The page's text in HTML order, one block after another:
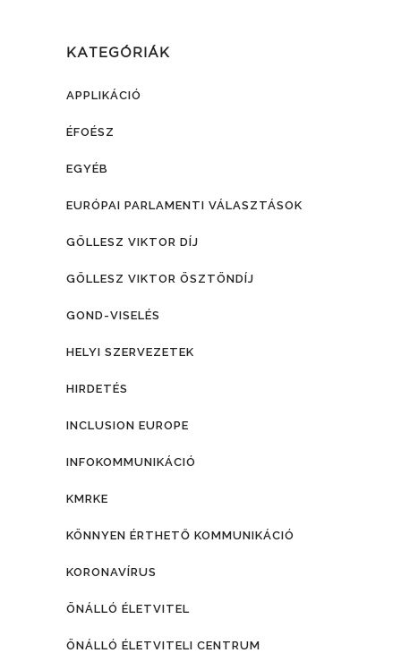
KATEGÓRIÁK
APPLIKÁCIÓ
ÉFOÉSZ
EGYÉB
EURÓPAI PARLAMENTI VÁLASZTÁSOK
GÖLLESZ VIKTOR DÍJ
GÖLLESZ VIKTOR ÖSZTÖNDÍJ
GOND-VISELÉS
HELYI SZERVEZETEK
HIRDETÉS
INCLUSION EUROPE
INFOKOMMUNIKÁCIÓ
KMRKE
KÖNNYEN ÉRTHETŐ KOMMUNIKÁCIÓ
KORONAVÍRUS
ÖNÁLLÓ ÉLETVITEL
ÖNÁLLÓ ÉLETVITELI CENTRUM